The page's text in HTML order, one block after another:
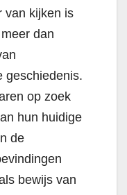
van kijken is
dan
geschiedenis.
op zoek
hun huidige
de
bewijs van